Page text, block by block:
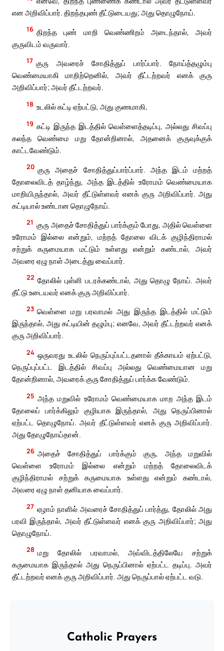
என அறிவிப்பார். திறந்தபுண் தீட்டுடையது; அது தொழுநோய்.
16 திறந்த புண் மாறி வெண்ணிறம் அடைந்தால், அவர்
குருவிடம் வருவார்.
17 குரு அவரைச் சோதித்துப் பார்ப்பார். நோய்த்தழும்பு
வெண்மையாகி மாறிற்றெனில், அவர் தீட்டற்றவர் எனக் குரு
அறிவிப்பார்; அவர் தீட்டற்றவர்.
18 உடலில் கட்டி ஏற்பட்டு, அது குணமாகி,
19 கட்டி இருந்த இடத்தில் வெள்ளைத்தடிப்பு, அல்லது சிவப்பு
கலந்த வெண்மை மறு தோன்றினால், அதனைக் குருவுக்குக்
காட்டவேண்டும்.
20 குரு அதைச் சோதித்துப்பார்ப்பார். அந்த இடம் மற்றத்
தோலைவிடத் தாழ்ந்து, அந்த இடத்தில் உரோமம் வெண்மையாக
மாறியிருந்தால், அவர் தீட்டுள்ளவர் எனக் குரு அறிவிப்பார். அது
கட்டியால் உண்டான தொழுநோய்.
21 குரு அதைச் சோதித்துப் பார்க்கும் போது, அதில் வெள்ளை
உரோமம் இல்லை என்றும், மற்றத் தோலை விடக் குழிந்திராமல்
சற்றுக் கருமையாக மட்டும் உள்ளது என்றும் கண்டால், அவர்
அவரை ஏழு நாள் அடைத்து வைப்பார்.
22 தோலில் புள்ளி படரக்கண்டால், அது தொழு நோய். அவர்
தீட்டு உடையவர் எனக் குரு அறிவிப்பார்.
23 வெள்ளை மறு பரவாமல் அது இருந்த இடத்தில் மட்டும்
இருந்தால், அது கட்டியின் தழும்பு; எனவே, அவர் தீட்டற்றவர் எனக்
குரு அறிவிப்பார்.
24 ஒருவரது உடலில் நெருப்புப்பட்டதனால் தீக்காயம் ஏற்பட்டு,
நெருப்புப்பட்ட இடத்தில் சிவப்பு அல்லது வெண்மையான மறு
தோன்றினால், அவரைக் குரு சோதித்துப் பார்க்க வேண்டும்.
25 அந்த மறுவில் உரோமம் வெண்மையாக மாற அந்த இடம்
தோலைப் பார்க்கிலும் குழியாக இருந்தால், அது நெருப்பினால்
ஏற்பட்ட தொழுநோய். அவர் தீட்டுள்ளவர் எனக் குரு அறிவிப்பார்.
அது தோழுநோய்தான்.
26 அதைச் சோதித்துப் பார்க்கும் குரு, அந்த மறுவில்
வெள்ளை உரோமம் இல்லை என்றும் மற்றத் தோலைவிடக்
குழிந்திராமல் சற்றுக் கருமையாக உள்ளது என்றும் கண்டால்,
அவரை ஏழு நாள் தனியாக வைப்பார்.
27 ஏழாம் நாளில் அவரைச் சோதித்துப் பார்த்து, தோலில் அது
பரவி இருந்தால், அவர் தீட்டுள்ளவர் எனக் குரு அறிவிப்பார்; அது
தொழுநோய்.
28 மறு தோலில் பரவாமல், அவ்விடத்திலேயே சற்றுக்
கருமையாக இருந்தால் அது நெருப்பினால் ஏற்பட்ட தடிப்பு. அவர்
தீட்டற்றவர் எனக் குரு அறிவிப்பார். அது நெருப்பால் ஏற்பட்ட வடு.
Catholic Prayers